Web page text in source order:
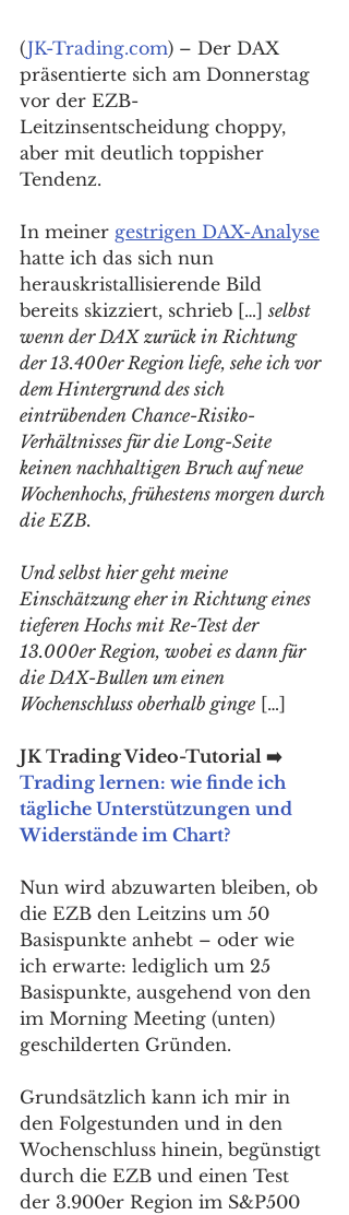
(JK-Trading.com) – Der DAX
präsentierte sich am Donnerstag
vor der EZB-
Leitzinsentscheidung choppy,
aber mit deutlich toppisher
Tendenz.
In meiner gestrigen DAX-Analyse
hatte ich das sich nun
herauskristallisierende Bild
bereits skizziert, schrieb […] selbst
wenn der DAX zurück in Richtung
der 13.400er Region liefe, sehe ich vor
dem Hintergrund des sich
eintrübenden Chance-Risiko-
Verhältnisses für die Long-Seite
keinen nachhaltigen Bruch auf neue
Wochenhochs, frühestens morgen durch
die EZB.
Und selbst hier geht meine
Einschätzung eher in Richtung eines
tieferen Hochs mit Re-Test der
13.000er Region, wobei es dann für
die DAX-Bullen um einen
Wochenschluss oberhalb ginge […]
JK Trading Video-Tutorial ➡️
Trading lernen: wie finde ich
tägliche Unterstützungen und
Widerstände im Chart?
Nun wird abzuwarten bleiben, ob
die EZB den Leitzins um 50
Basispunkte anhebt – oder wie
ich erwarte: lediglich um 25
Basispunkte, ausgehend von den
im Morning Meeting (unten)
geschilderten Gründen.
Grundsätzlich kann ich mir in
den Folgestunden und in den
Wochenschluss hinein, begünstigt
durch die EZB und einen Test
der 3.900er Region im S&P500